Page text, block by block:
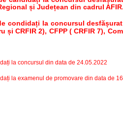
și Județean din cadrul AFIR
condidați la concursul
șiCRFIR 2), CFPP (CRFIR 7),
la concursul din data de 24.05.2022
la examenul de promovare din data de